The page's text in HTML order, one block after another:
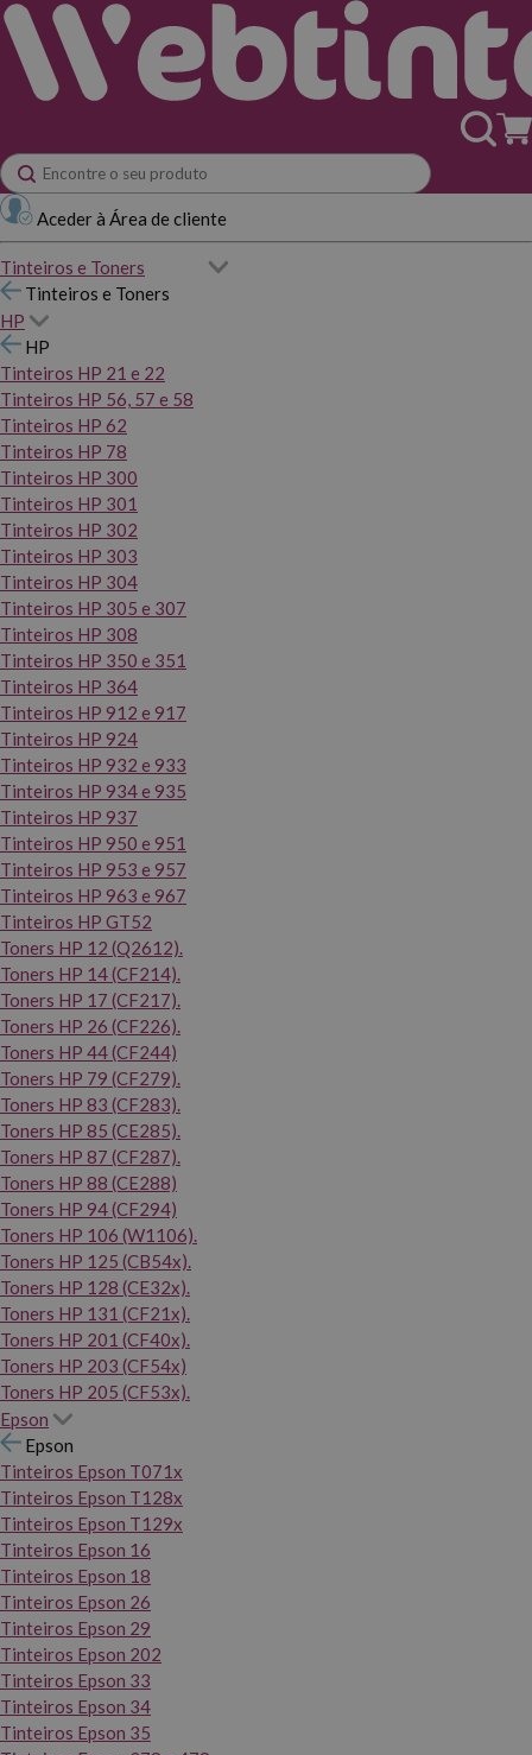
Aceder à Área de cliente
Tinteiros e Toners
Tinteiros e Toners
HP
HP
Tinteiros HP 21 e 22
Tinteiros HP 56, 57 e 58
Tinteiros HP 62
Tinteiros HP 78
Tinteiros HP 300
Tinteiros HP 301
Tinteiros HP 302
Tinteiros HP 303
Tinteiros HP 304
Tinteiros HP 305 e 307
Tinteiros HP 308
Tinteiros HP 350 e 351
Tinteiros HP 364
Tinteiros HP 912 e 917
Tinteiros HP 924
Tinteiros HP 932 e 933
Tinteiros HP 934 e 935
Tinteiros HP 937
Tinteiros HP 950 e 951
Tinteiros HP 953 e 957
Tinteiros HP 963 e 967
Tinteiros HP GT52
Toners HP 12 (Q2612).
Toners HP 14 (CF214).
Toners HP 17 (CF217).
Toners HP 26 (CF226).
Toners HP 44 (CF244)
Toners HP 79 (CF279).
Toners HP 83 (CF283).
Toners HP 85 (CE285).
Toners HP 87 (CF287).
Toners HP 88 (CE288)
Toners HP 94 (CF294)
Toners HP 106 (W1106).
Toners HP 125 (CB54x).
Toners HP 128 (CE32x).
Toners HP 131 (CF21x).
Toners HP 201 (CF40x).
Toners HP 203 (CF54x)
Toners HP 205 (CF53x).
Epson
Epson
Tinteiros Epson T071x
Tinteiros Epson T128x
Tinteiros Epson T129x
Tinteiros Epson 16
Tinteiros Epson 18
Tinteiros Epson 26
Tinteiros Epson 29
Tinteiros Epson 202
Tinteiros Epson 33
Tinteiros Epson 34
Tinteiros Epson 35